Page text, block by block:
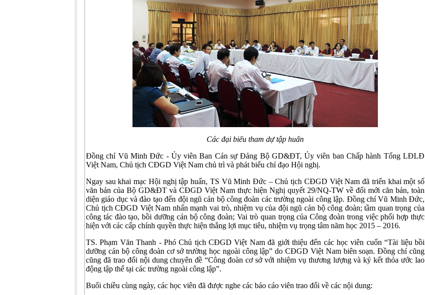
Các đại biểu tham dự tập huấn
Đồng chí Vũ Minh Đức - Ủy viên Ban Cán sự Đảng Bộ GD&ĐT, Ủy viên ban Chấp hành Tổng LĐLĐ
Việt Nam, Chủ tịch CĐGD Việt Nam chủ trì và phát biểu chỉ đạo Hội nghị.
Ngay sau khai mạc Hội nghị tập huấn, TS Vũ Minh Đức – Chủ tịch CĐGD Việt Nam đã triển khai một số
văn bản của Bộ GD&ĐT và CĐGD Việt Nam thực hiện Nghị quyết 29/NQ-TW về đổi mới căn bản, toàn
diện giáo dục và đào tạo đến đội ngũ cán bộ công đoàn các trường ngoài công lập. Đồng chí Vũ Minh Đức,
Chủ tịch CĐGD Việt Nam nhấn mạnh vai trò, nhiệm vụ của đội ngũ cán bộ công đoàn; tầm quan trọng của
công tác đào tạo, bồi dưỡng cán bộ công đoàn; Vai trò quan trọng của Công đoàn trong việc phối hợp thực
hiện với các cấp chính quyền thực hiện thắng lợi mục tiêu, nhiệm vụ trọng tâm năm học 2015 – 2016.
TS. Phạm Văn Thanh - Phó Chủ tịch CĐGD Việt Nam đã giới thiệu đến các học viên cuốn “Tài liệu bồi
dưỡng cán bộ công đoàn cơ sở trường học ngoài công lập” do CĐGD Việt Nam biên soạn. Đồng chí cũng
cũng đã trao đổi nội dung chuyên đề “Công đoàn cơ sở với nhiệm vụ thương lượng và ký kết thỏa ước lao
động tập thể tại các trường ngoài công lập”.
Buổi chiều cùng ngày, các học viên đã được nghe các báo cáo viên trao đổi về các nội dung: